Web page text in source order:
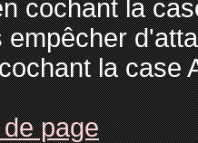
cochant la
la case
page